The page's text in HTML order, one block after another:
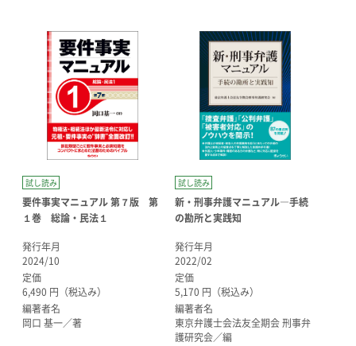
試し読み
要件事実マニュアル 第７版 第
１巻 総論・民法１
発行年月
2024/10
定価
6,490 円（税込み）
編著者名
岡口 基一／著
試し読み
新・刑事弁護マニュアル―手続
の勘所と実践知
発行年月
2022/02
定価
5,170 円（税込み）
編著者名
東京弁護士会法友全期会 刑事弁
護研究会／編